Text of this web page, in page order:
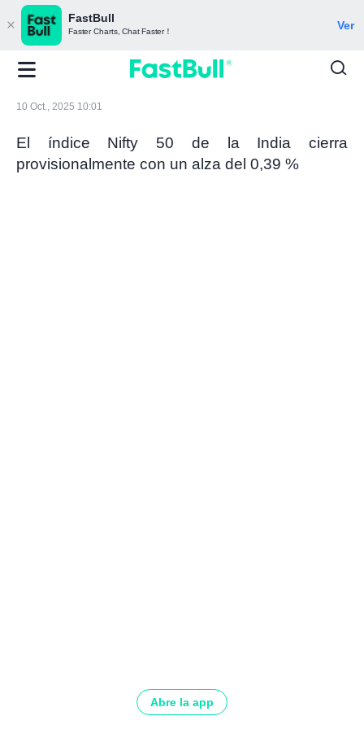
FastBull
Faster Charts, Chat Faster！ Ver
10 Oct., 2025 10:01
El índice Nifty 50 de la India cierra
provisionalmente con un alza del 0,39 %
Abre la app